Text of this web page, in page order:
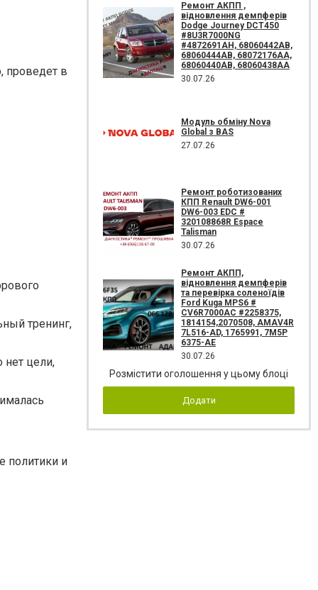
проведет в
тренинг,
нет цели,
политики и
Ремонт АКПП ,
відновлення демпферів
Dodge Journey DCT450
#8U3R7000NG
#4872691AH, 68060442AB,
68060444AB, 68072176AA,
68060440AB, 68060438AA
30.07.26
Модуль обміну Nova
Global з BAS
27.07.26
Ремонт роботизованих
КПП Renault DW6-001
DW6-003 EDC #
320108868R Espace
Talisman
30.07.26
Ремонт АКПП,
відновлення демпферів
та перевірка соленоїдів
Ford Kuga MPS6 #
CV6R7000AC #2258375,
1814154,2070508, AMAV4R
7L516-AD, 1765991, 7M5P
6375-AE
30.07.26
Розмістити оголошення у цьому блоці
Додати